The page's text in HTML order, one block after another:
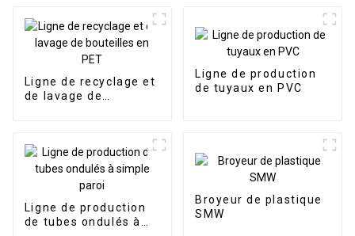
Ligne de recyclage et
de lavage de
Ligne de production
de tuyaux en PVC
Ligne de production
de tubes ondulés à
Broyeur de plastique
SMW